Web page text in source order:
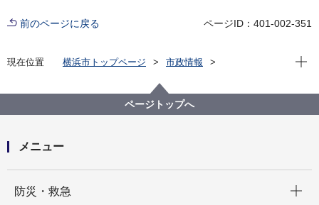
前のページに戻る ページID：401-002-351
現在位置 横浜市トップページ
市政情報
青果部の新しい卸売業者を公募します
現在
ページトップへ
メニュー
防災・救急